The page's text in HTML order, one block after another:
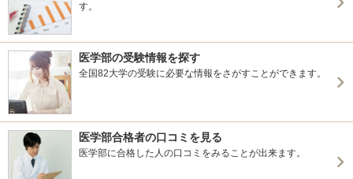
す。
医学部の受験情報を探す
全国82大学の受験に必要な情報をさがすことができます。
医学部合格者の口コミを見る
医学部に合格した人の口コミをみることが出来ます。